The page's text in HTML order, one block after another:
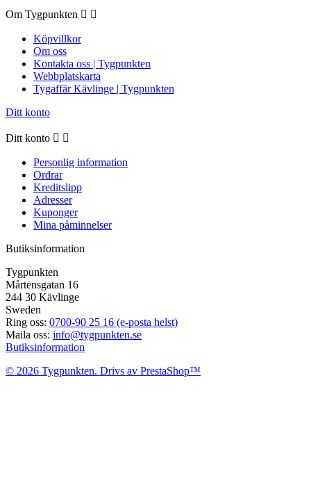
Om Tygpunkten  
Köpvillkor
Om oss
Kontakta oss | Tygpunkten
Webbplatskarta
Tygaffär Kävlinge | Tygpunkten
Ditt konto
Ditt konto  
Personlig information
Ordrar
Kreditslipp
Adresser
Kuponger
Mina påminnelser
Butiksinformation
Tygpunkten
Mårtensgatan 16
244 30 Kävlinge
Sweden
Ring oss: 0700-90 25 16 (e-posta helst)
Maila oss: info@tygpunkten.se
Butiksinformation
© 2026 Tygpunkten. Drivs av PrestaShop™